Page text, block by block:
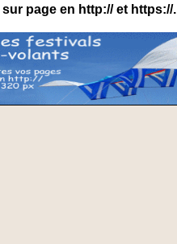
page en http:// et https://.